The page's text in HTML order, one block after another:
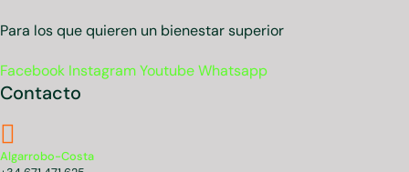
Para los que quieren un bienestar superior
Facebook InstagramYoutubeWhatsapp
Contacto
Algarrobo-Costa